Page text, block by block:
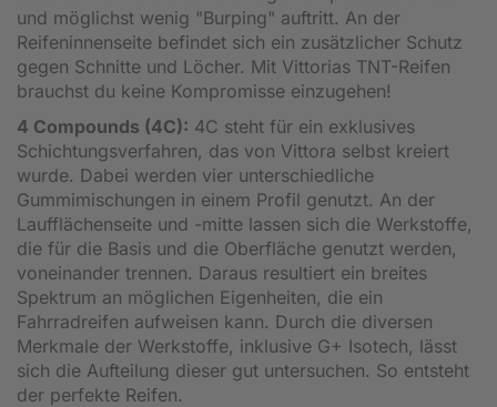
und möglichst wenig "Burping" auftritt. An der
Reifeninnenseite befindet sich ein zusätzlicher Schutz
gegen Schnitte und Löcher. Mit Vittorias TNT-Reifen
brauchst du keine Kompromisse einzugehen!
4 Compounds (4C): 4C steht für ein exklusives
Schichtungsverfahren, das von Vittora selbst kreiert
wurde. Dabei werden vier unterschiedliche
Gummimischungen in einem Profil genutzt. An der
Laufflächenseite und -mitte lassen sich die Werkstoffe,
die für die Basis und die Oberfläche genutzt werden,
voneinander trennen. Daraus resultiert ein breites
Spektrum an möglichen Eigenheiten, die ein
Fahrradreifen aufweisen kann. Durch die diversen
Merkmale der Werkstoffe, inklusive G+ Isotech, lässt
sich die Aufteilung dieser gut untersuchen. So entsteht
der perfekte Reifen.